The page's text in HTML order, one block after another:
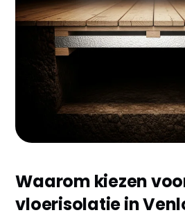
Vloerisolatie in Venlo kan je
omlaag krijgen - we praten
€300 per jaar! Met de ISDE-
vierkante meter en de
steeds extremer worden, is
brainer. Lees verder en ontdek
Venlonaars nu hun kruipruimte
Waarom kiezen
vloerisolatie in